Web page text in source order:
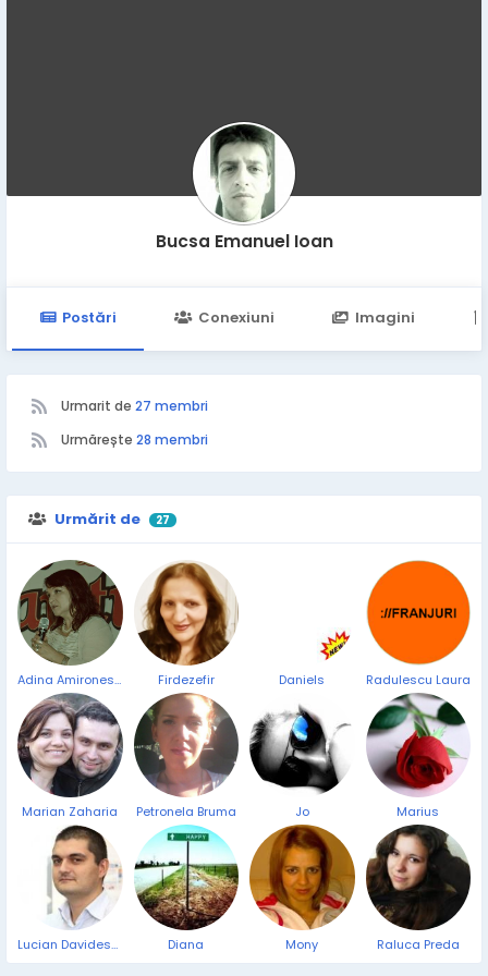
Bucsa Emanuel Ioan
Postări Conexiuni Imagini
Urmarit de 27 membri
Urmărește 28 membri
Urmărit de 27
Adina Amironesei Firdezefir Daniels Radulescu Laura
Marian Zaharia Petronela Bruma Jo Marius
Lucian Davidescu Diana Mony Raluca Preda